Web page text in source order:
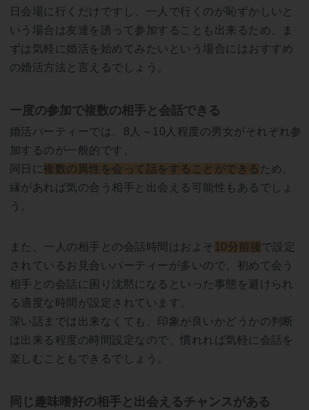
日会場に行くだけですし、一人で行くのが恥ずかしいと
いう場合は友達を誘って参加することも出来るため、ま
ずは気軽に婚活を始めてみたいという場合にはおすすめ
の婚活方法と言えるでしょう。
一度の参加で複数の相手と会話できる
婚活パーティーでは、8人～10人程度の男女がそれぞれ参
加するのが一般的です。
同日に 複数の異性を会って話をすることができる ため、
縁があれば気の合う相手と出会える可能性もあるでしょ
う。
また、一人の相手との会話時間はおよそ 10分前後で設定
されているお見合いパーティーが多いので、初めて会う
相手との会話に困り沈黙になるといった事態を避けられ
る適度な時間が設定されています。
深い話までは出来なくても、印象が良いかどうかの判断
は出来る程度の時間設定なので、慣れれば気軽に会話を
楽しむこともできるでしょう。
同じ趣味嗜好の相手と出会えるチャンスがある